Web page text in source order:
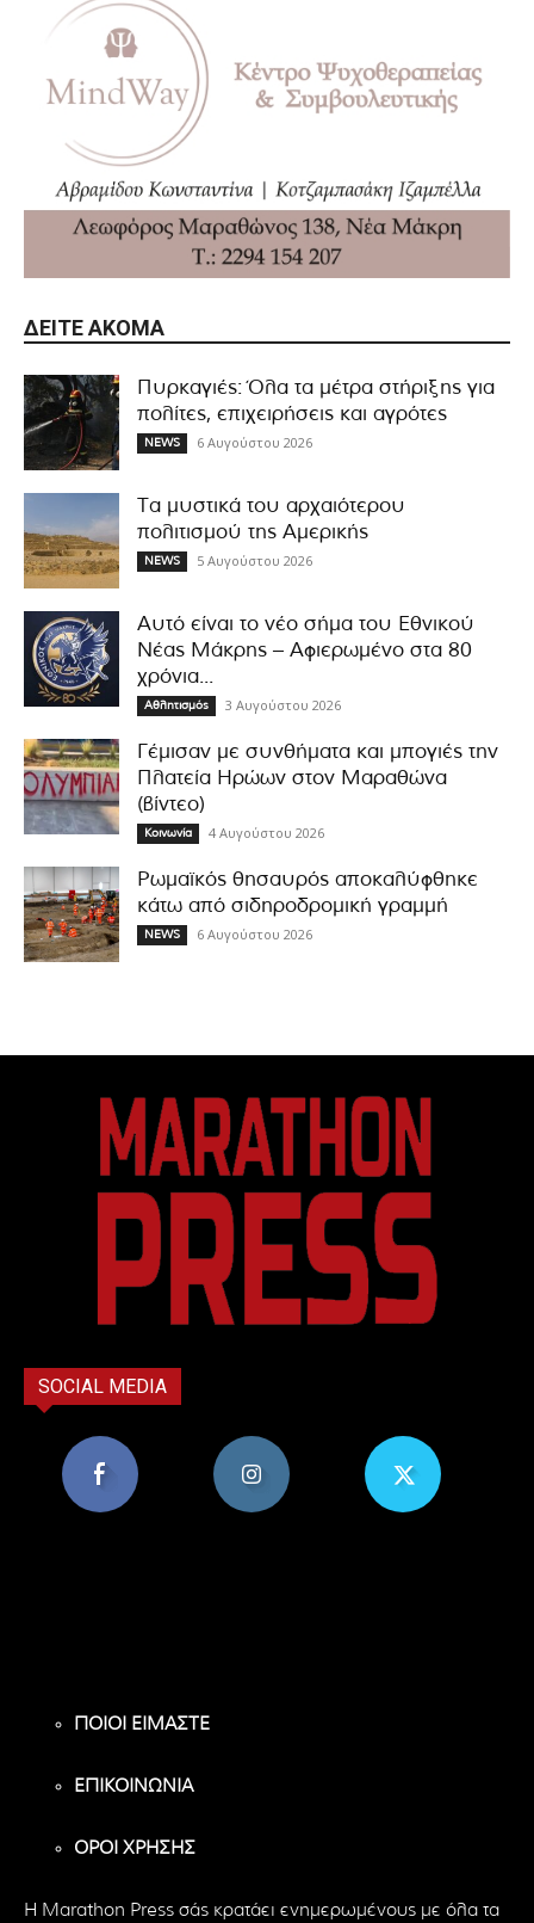
ΔΕΊΤΕ ΑΚΌΜΑ
Πυρκαγιές: Όλα τα μέτρα στήριξης για
πολίτες, επιχειρήσεις και αγρότες
NEWS 6 Αυγούστου 2026
Τα μυστικά του αρχαιότερου
πολιτισμού της Αμερικής
NEWS 5 Αυγούστου 2026
Αυτό είναι το νέο σήμα του Εθνικού
Νέας Μάκρης – Αφιερωμένο στα 80
χρόνια...
Αθλητισμός 3 Αυγούστου 2026
Γέμισαν με συνθήματα και μπογιές την
Πλατεία Ηρώων στον Μαραθώνα
(βίντεο)
Κοινωνία 4 Αυγούστου 2026
Ρωμαϊκός θησαυρός αποκαλύφθηκε
κάτω από σιδηροδρομική γραμμή
NEWS 6 Αυγούστου 2026
SOCIAL MEDIA
ΠΟΙΟΙ ΕΙΜΑΣΤΕ
ΕΠΙΚΟΙΝΩΝΙΑ
ΟΡΟΙ ΧΡΗΣΗΣ
H Marathon Press σάς κρατάει ενημερωμένους με όλα τα